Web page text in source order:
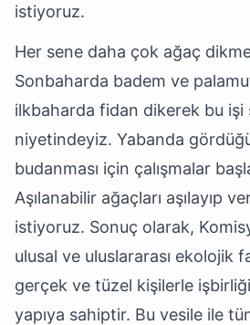
istiyoruz.
Her sene daha çok ağaç
Sonbaharda badem ve
ilkbaharda fidan dikerek bu işi
niyetindeyiz. Yabanda
budanması için çalışmalar
Aşılanabilir ağaçları aşılayıp
istiyoruz. Sonuç olarak,
ulusal ve uluslararası ekolojik
gerçek ve tüzel kişilerle
yapıya sahiptir. Bu vesile ile